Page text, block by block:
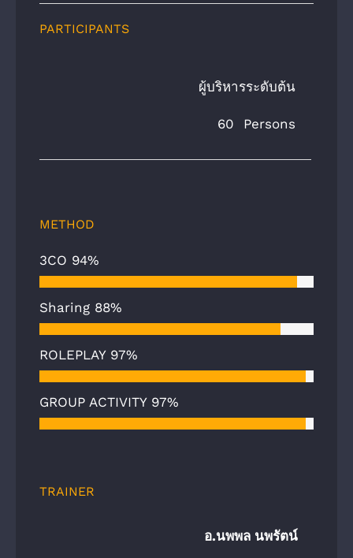
PARTICIPANTS
    ผู้บริหารระดับต้น
60 Persons
METHOD
3CO 94%
Sharing 88%
ROLEPLAY 97%
GROUP ACTIVITY 97%
TRAINER
อ.นพพล นพรัตน์